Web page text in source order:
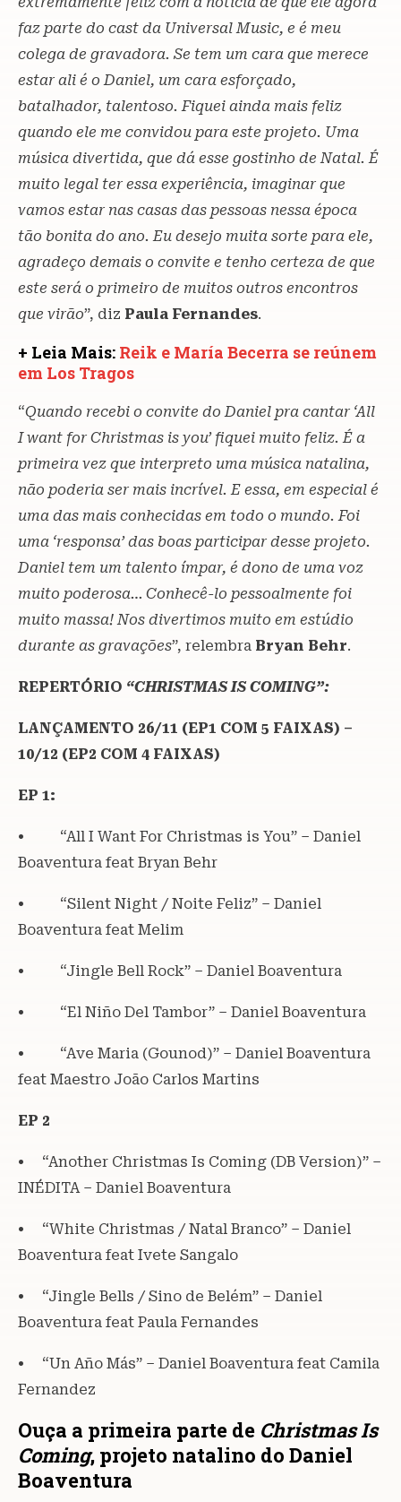
faz parte do cast da Universal Music, e é meu
colega de gravadora. Se tem um cara que merece
estar ali é o Daniel, um cara esforçado,
batalhador, talentoso. Fiquei ainda mais feliz
quando ele me convidou para este projeto. Uma
música divertida, que dá esse gostinho de Natal. É
muito legal ter essa experiência, imaginar que
vamos estar nas casas das pessoas nessa época
tão bonita do ano. Eu desejo muita sorte para ele,
agradeço demais o convite e tenho certeza de que
este será o primeiro de muitos outros encontros
que virão”, diz Paula Fernandes.
+ Leia Mais: Reik e María Becerra se reúnem
em Los Tragos
“Quando recebi o convite do Daniel pra cantar ‘All
I want for Christmas is you’ fiquei muito feliz. É a
primeira vez que interpreto uma música natalina,
não poderia ser mais incrível. E essa, em especial é
uma das mais conhecidas em todo o mundo. Foi
uma ‘responsa’ das boas participar desse projeto.
Daniel tem um talento ímpar, é dono de uma voz
muito poderosa… Conhecê-lo pessoalmente foi
muito massa! Nos divertimos muito em estúdio
durante as gravações”, relembra Bryan Behr.
REPERTÓRIO “CHRISTMAS IS COMING”:
LANÇAMENTO 26/11 (EP1 COM 5 FAIXAS) –
10/12 (EP2 COM 4 FAIXAS)
EP 1:
• “All I Want For Christmas is You” – Daniel
Boaventura feat Bryan Behr
• “Silent Night / Noite Feliz” – Daniel
Boaventura feat Melim
• “Jingle Bell Rock” – Daniel Boaventura
• “El Niño Del Tambor” – Daniel Boaventura
• “Ave Maria (Gounod)” – Daniel Boaventura
feat Maestro João Carlos Martins
EP 2
• “Another Christmas Is Coming (DB Version)” –
INÉDITA – Daniel Boaventura
• “White Christmas / Natal Branco” – Daniel
Boaventura feat Ivete Sangalo
• “Jingle Bells / Sino de Belém” – Daniel
Boaventura feat Paula Fernandes
• “Un Año Más” – Daniel Boaventura feat Camila
Fernandez
Ouça a primeira parte de Christmas Is
Coming, projeto natalino do Daniel
Boaventura